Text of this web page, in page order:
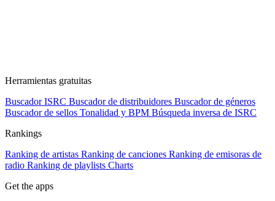
Herramientas gratuitas
Buscador ISRC Buscador de distribuidores Buscador de géneros
Buscador de sellos Tonalidad y BPM Búsqueda inversa de ISRC
Rankings
Ranking de artistas Ranking de canciones Ranking de emisoras de
radio Ranking de playlists Charts
Get the apps